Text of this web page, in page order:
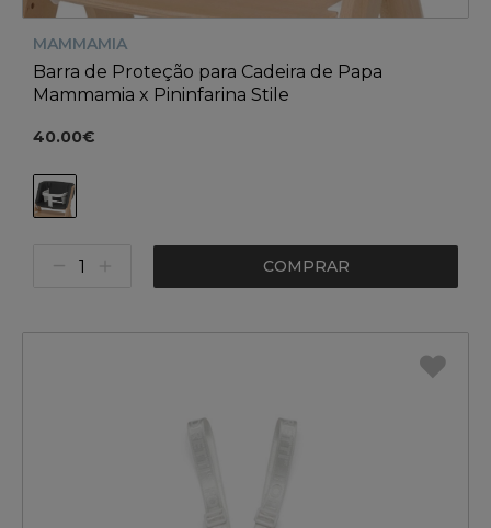
MAMMAMIA
Barra de Proteção para Cadeira de Papa
Mammamia x Pininfarina Stile
40.00€
COMPRAR